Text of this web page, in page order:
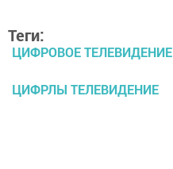
Теги:
ЦИФРОВОЕ ТЕЛЕВИДЕНИЕ
ЦИФРЛЫ ТЕЛЕВИДЕНИЕ